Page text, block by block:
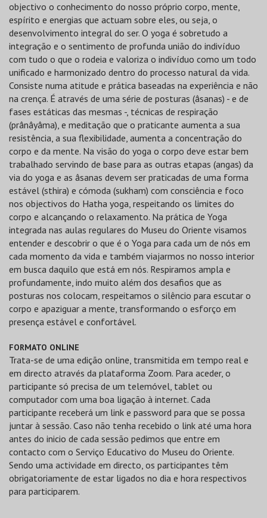
objectivo o conhecimento do nosso próprio corpo, mente,
espírito e energias que actuam sobre eles, ou seja, o
desenvolvimento integral do ser. O yoga é sobretudo a
integração e o sentimento de profunda união do indivíduo
com tudo o que o rodeia e valoriza o indivíduo como um todo
unificado e harmonizado dentro do processo natural da vida.
Consiste numa atitude e prática baseadas na experiência e não
na crença. É através de uma série de posturas (âsanas) - e de
fases estáticas das mesmas -, técnicas de respiração
(prânâyâma), e meditação que o praticante aumenta a sua
resistência, a sua flexibilidade, aumenta a concentração do
corpo e da mente. Na visão do yoga o corpo deve estar bem
trabalhado servindo de base para as outras etapas (angas) da
via do yoga e as âsanas devem ser praticadas de uma forma
estável (sthira) e cómoda (sukham) com consciência e foco
nos objectivos do Hatha yoga, respeitando os limites do
corpo e alcançando o relaxamento. Na prática de Yoga
integrada nas aulas regulares do Museu do Oriente visamos
entender e descobrir o que é o Yoga para cada um de nós em
cada momento da vida e também viajarmos no nosso interior
em busca daquilo que está em nós. Respiramos ampla e
profundamente, indo muito além dos desafios que as
posturas nos colocam, respeitamos o silêncio para escutar o
corpo e apaziguar a mente, transformando o esforço em
presença estável e confortável.
FORMATO ONLINE
Trata-se de uma edição online, transmitida em tempo real e
em directo através da plataforma Zoom. Para aceder, o
participante só precisa de um telemóvel, tablet ou
computador com uma boa ligação à internet. Cada
participante receberá um link e password para que se possa
juntar à sessão. Caso não tenha recebido o link até uma hora
antes do inicio de cada sessão pedimos que entre em
contacto com o Serviço Educativo do Museu do Oriente.
Sendo uma actividade em directo, os participantes têm
obrigatoriamente de estar ligados no dia e hora respectivos
para participarem.